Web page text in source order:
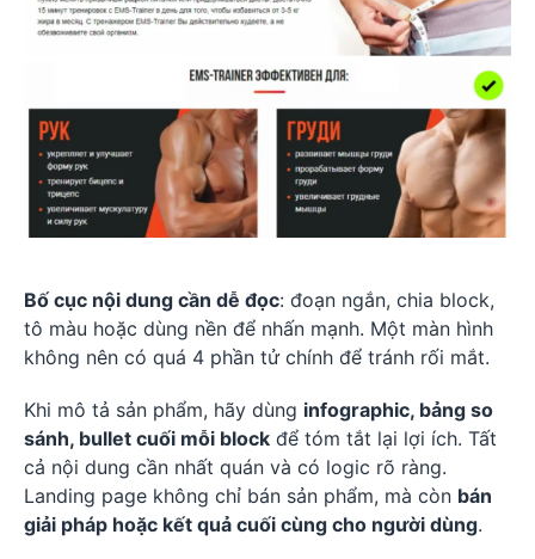
Bố cục nội dung cần dễ đọc: đoạn ngắn, chia block,
tô màu hoặc dùng nền để nhấn mạnh. Một màn hình
không nên có quá 4 phần tử chính để tránh rối mắt.
Khi mô tả sản phẩm, hãy dùng infographic, bảng so
sánh, bullet cuối mỗi block để tóm tắt lại lợi ích. Tất
cả nội dung cần nhất quán và có logic rõ ràng.
Landing page không chỉ bán sản phẩm, mà còn bán
giải pháp hoặc kết quả cuối cùng cho người dùng.